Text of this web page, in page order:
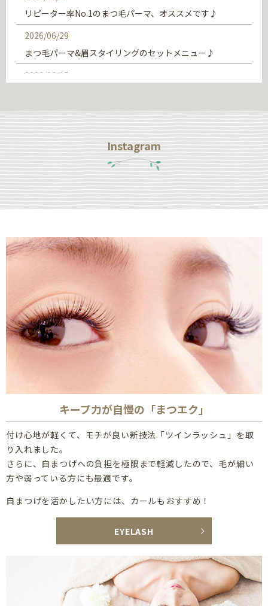
リピーター率No.1のまつ毛パーマ、オススメです♪
2026/06/29
まつ毛パーマ&眉スタイリングのセットメニュー♪
2026/06/15
2026/06/03
まつ毛パーマで目力アップ！！
2026/05/18
人気のまつ毛パーマ、オススメです♪
2026/05/12
まつ毛パーマ&眉スタイリングの人気のセットメニュー
お得なセットメニュー♪
お得なセットメニュー♪
2026/03/09
上下まつ毛パーマで目力アップ！
2026/02/16
リピーター様、ご来店ありがとうございます！人気のまつ
毛パーマ、オススメです♪
2026/02/02
まつ毛パーマのリピーター様、いつもご来店頂きありがと
うございます！
2025/12/20
耳つぼジュエリー☆
2025/12/15
まつ毛美容液で、まつ育！
Instagram
キープ力が自慢の「まつエク」
付け心地が軽くて、モチが良い新技法「ツインラッシュ」を取
り入れました。
さらに、自まつげへの負担を極限まで軽減したので、毛が細い
方や弱っている方にも最適です。
自まつげを活かしたい方には、カールもおすすめ！
EYELASH